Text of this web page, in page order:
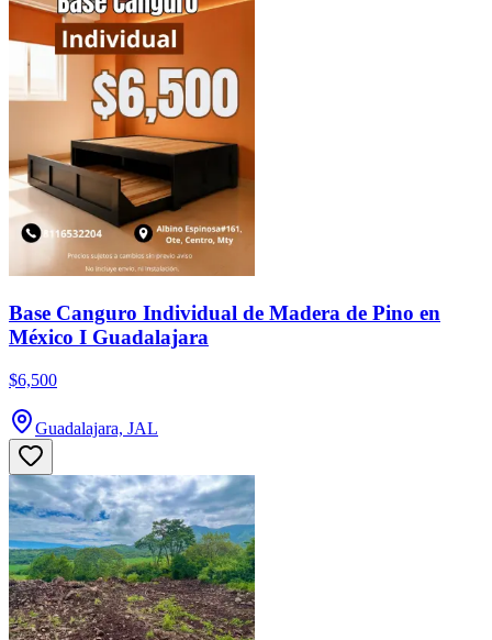
Base Canguro Individual de Madera de Pino en
México I Guadalajara
$6,500
Guadalajara, JAL